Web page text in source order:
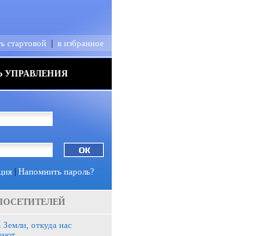
стартовой | в избранное
УПРАВЛЕНИЯ
| Напомнить пароль?